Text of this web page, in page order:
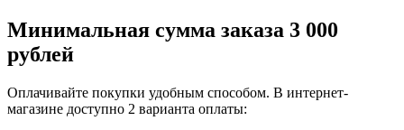
Минимальная сумма заказа 3 000
рублей
Оплачивайте покупки удобным способом. В интернет-
магазине доступно 2 варианта оплаты: